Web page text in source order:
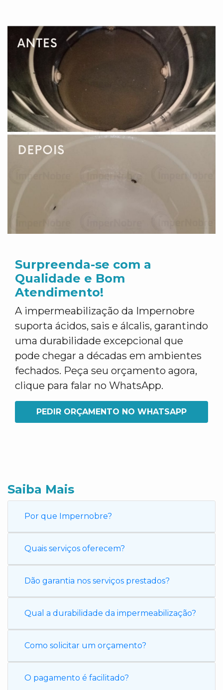
Surpreenda-se com a
Qualidade e Bom
Atendimento!
A impermeabilização da Impernobre
suporta ácidos, sais e álcalis, garantindo
uma durabilidade excepcional que
pode chegar a décadas em ambientes
fechados. Peça seu orçamento agora,
clique para falar no WhatsApp.
PEDIR ORÇAMENTO NO WHATSAPP
Saiba Mais
Por que Impernobre?
Quais serviços oferecem?
Dão garantia nos serviços prestados?
Qual a durabilidade da impermeabilização?
Como solicitar um orçamento?
O pagamento é facilitado?